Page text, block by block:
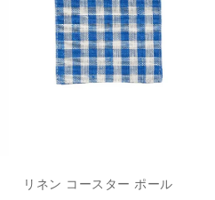
リネン コースター ポール